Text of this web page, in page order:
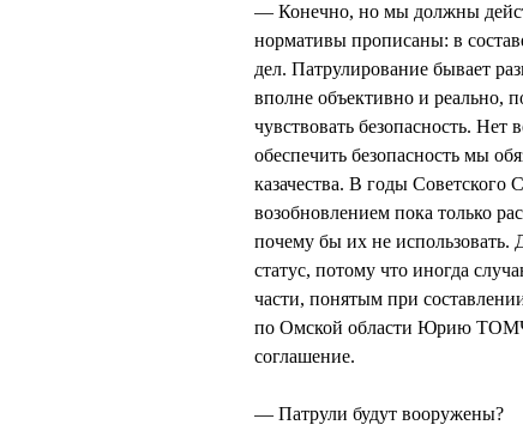
— Конечно, но мы должны
нормативы прописаны: в
дел. Патрулирование бывает
вполне объективно и реально,
чувствовать безопасность.
обеспечить безопасность мы
казачества. В годы
возобновлением пока только
почему бы их не использовать.
статус, потому что иногда
части, понятым при
по Омской области Юрию
соглашение.
— Патрули будут вооружены?